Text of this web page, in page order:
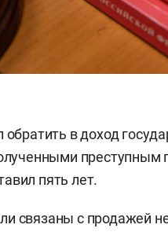
в доход
преступным
пять лет.
связаны с продажей